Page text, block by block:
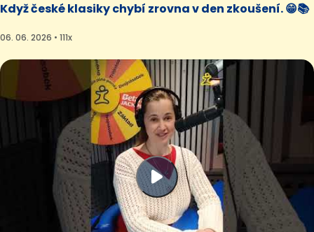
Když české klasiky chybí zrovna v den zkoušení. 😁📚
06. 06. 2026 • 111x